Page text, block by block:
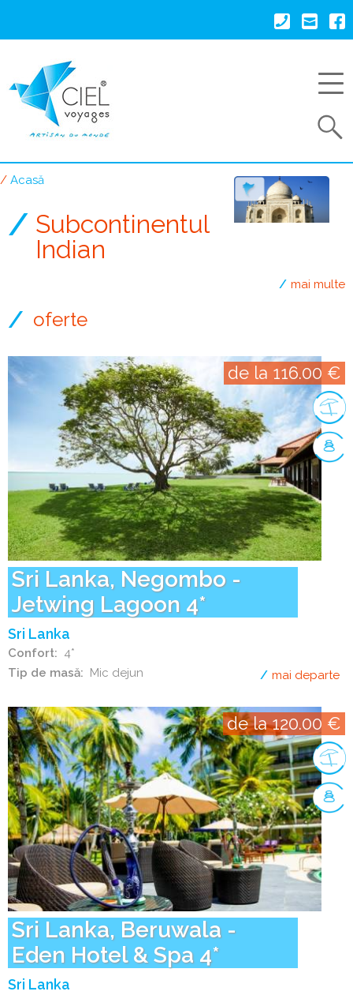
conţinutul
Acasă
Subcontinentul
Indian
mai multe
oferte
Sri Lanka, Negombo -
Jetwing Lagoon 4*
Sri Lanka
Confort
4*
Tip de masă
Mic dejun
de la 116.00 €
mai departe
Sri Lanka, Beruwala -
Eden Hotel & Spa 4*
Sri Lanka
de la 120.00 €